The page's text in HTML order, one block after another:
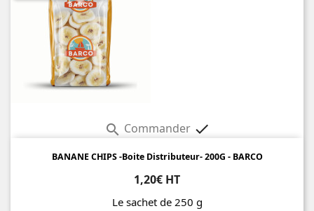
 Commander 
BANANE CHIPS -Boite Distributeur- 200G - BARCO
1,20€ HT
Le sachet de 250 g